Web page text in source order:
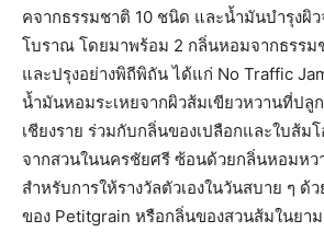
คจากธรรมชาติ 10 ชนิด และน้ำมันบำรุงผิ
โบราณ โดยมาพร้อม 2 กลิ่นหอมจากธรร
และปรุงอย่างพิถีพิถัน ได้แก่ No Traffic
น้ำมันหอมระเหยจากผิวส้มเขียวหวานที่ปลู
เชียงราย ร่วมกับกลิ่นของเปลือกและใบส้
จากสวนในนครชัยศรี ซ้อนด้วยกลิ่นหอมหว
สำหรับการให้รางวัลตัวเองในวันสบาย ๆ
ของ Petitgrain หรือกลิ่นของสวนส้มในยา